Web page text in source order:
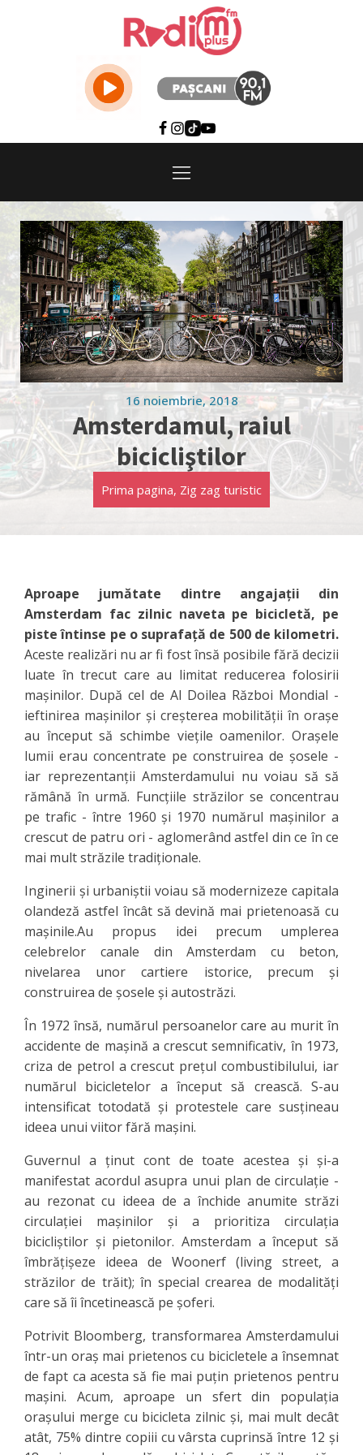
16 noiembrie, 2018
Amsterdamul, raiul
bicicliştilor
Prima pagina, Zig zag turistic
Aproape jumătate dintre angajaţii din
Amsterdam fac zilnic naveta pe bicicletă, pe
piste întinse pe o suprafaţă de 500 de kilometri.
Aceste realizări nu ar fi fost însă posibile fără decizii
luate în trecut care au limitat reducerea folosirii
maşinilor. După cel de Al Doilea Război Mondial -
ieftinirea maşinilor şi creşterea mobilităţii în oraşe
au început să schimbe vieţile oamenilor. Oraşele
lumii erau concentrate pe construirea de şosele -
iar reprezentanţii Amsterdamului nu voiau să să
rămână în urmă. Funcţiile străzilor se concentrau
pe trafic - între 1960 şi 1970 numărul maşinilor a
crescut de patru ori - aglomerând astfel din ce în ce
mai mult străzile tradiţionale.
Inginerii şi urbaniştii voiau să modernizeze capitala
olandeză astfel încât să devină mai prietenoasă cu
maşinile.Au propus idei precum umplerea
celebrelor canale din Amsterdam cu beton,
nivelarea unor cartiere istorice, precum şi
construirea de şosele şi autostrăzi.
În 1972 însă, numărul persoanelor care au murit în
accidente de maşină a crescut semnificativ, în 1973,
criza de petrol a crescut preţul combustibilului, iar
numărul bicicletelor a început să crească. S-au
intensificat totodată şi protestele care susţineau
ideea unui viitor fără maşini.
Guvernul a ţinut cont de toate acestea şi şi-a
manifestat acordul asupra unui plan de circulaţie -
au rezonat cu ideea de a închide anumite străzi
circulaţiei maşinilor şi a prioritiza circulaţia
bicicliştilor şi pietonilor. Amsterdam a început să
îmbrăţişeze ideea de Woonerf (living street, a
străzilor de trăit); în special crearea de modalităţi
care să îi încetinească pe şoferi.
Potrivit Bloomberg, transformarea Amsterdamului
într-un oraş mai prietenos cu bicicletele a însemnat
de fapt ca acesta să fie mai puţin prietenos pentru
maşini. Acum, aproape un sfert din populaţia
oraşului merge cu bicicleta zilnic şi, mai mult decât
atât, 75% dintre copiii cu vârsta cuprinsă între 12 şi